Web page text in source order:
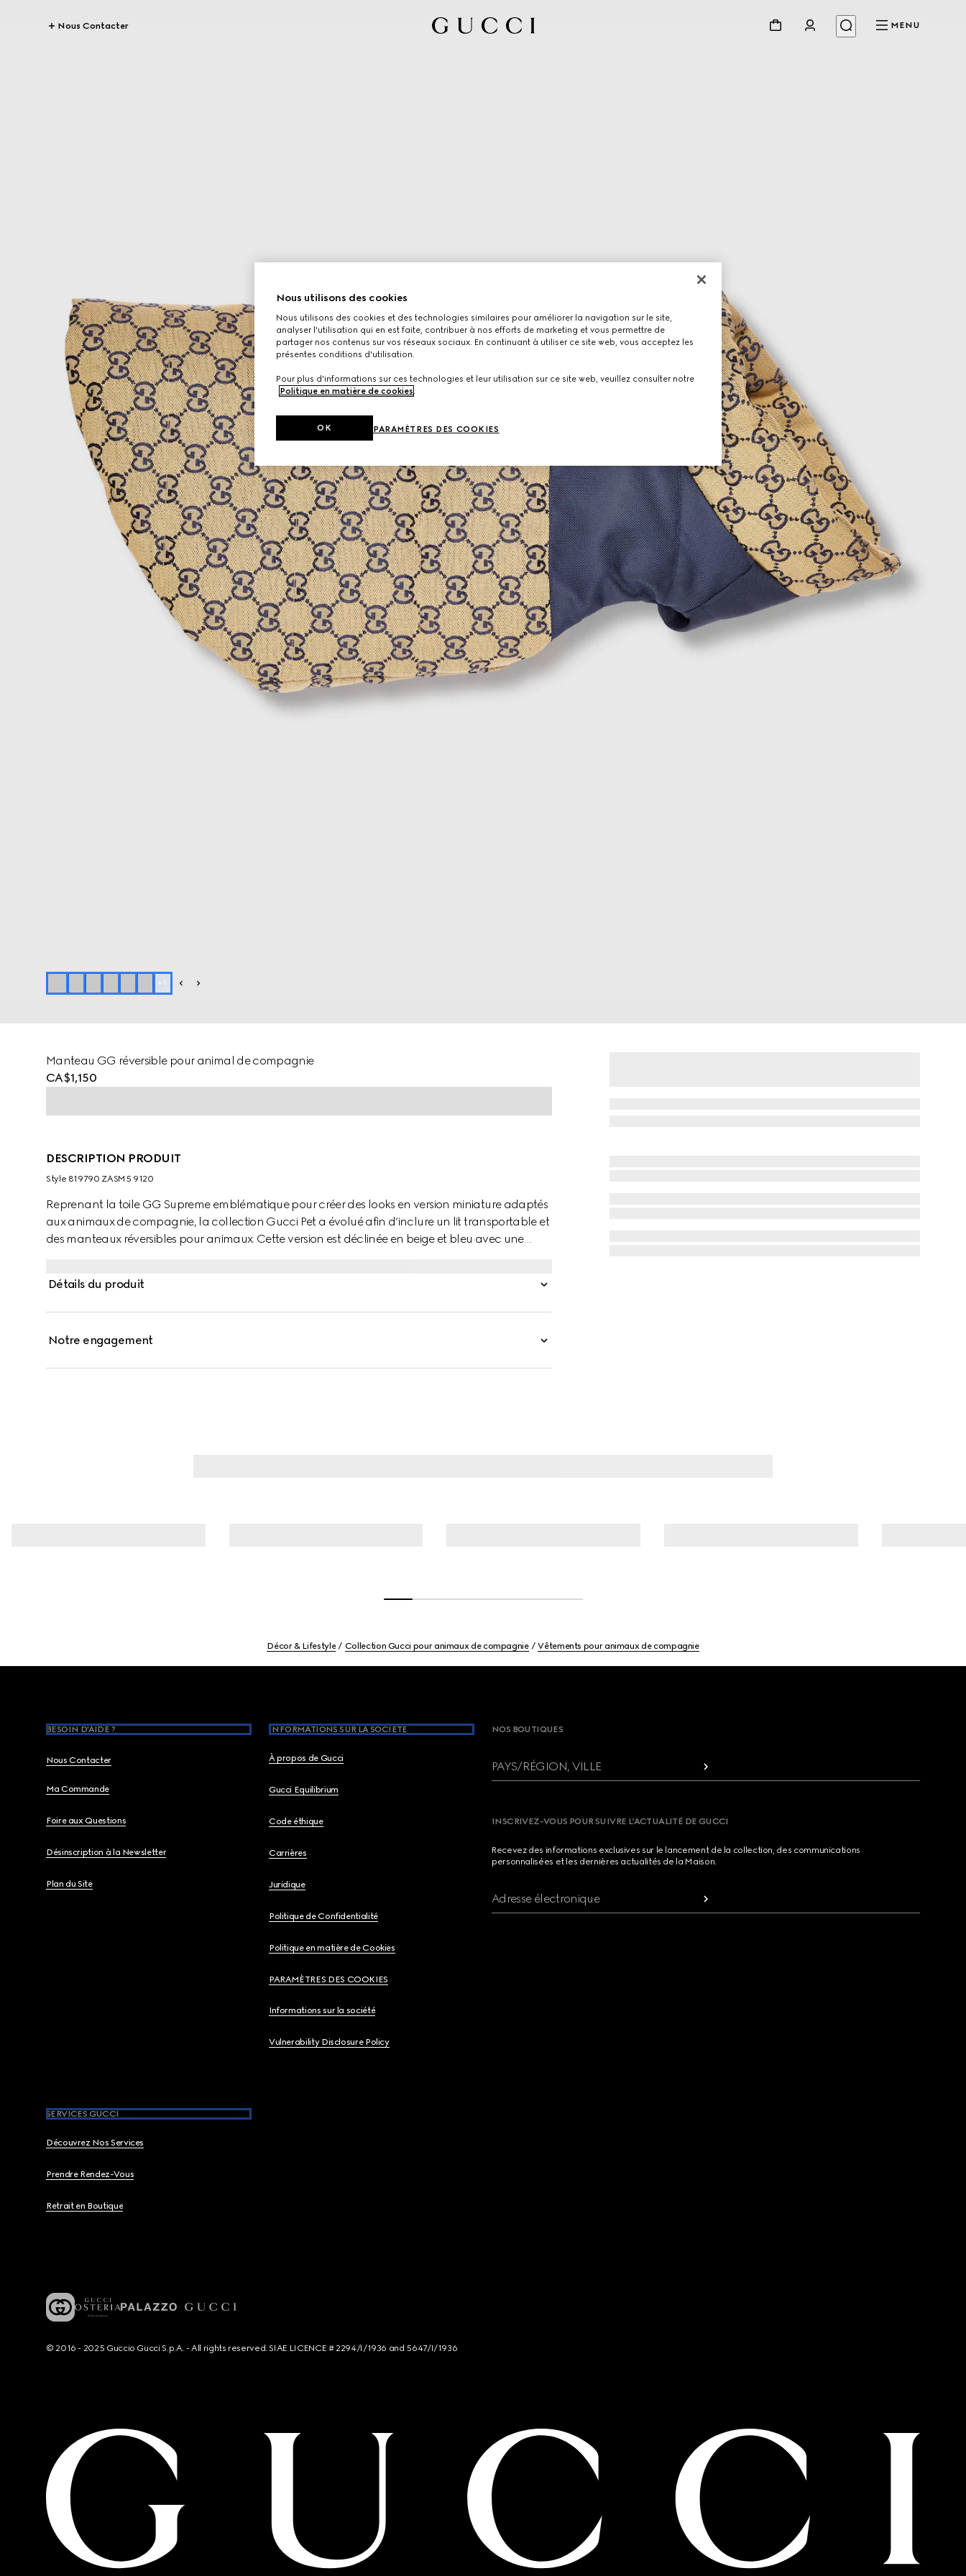
Nous Contacter MENU
+ 1
Manteau GG réversible pour animal de compagnie
CA$1,150
DESCRIPTION PRODUIT
Style ‎819790 ZASM5 9120
Reprenant la toile GG Supreme emblématique pour créer des looks en version miniature adaptés
aux animaux de compagnie, la collection Gucci Pet a évolué afin d’inclure un lit transportable et
des manteaux réversibles pour animaux. Cette version est déclinée en beige et bleu avec une
Détails du produit
Notre engagement
Décor & Lifestyle Collection Gucci pour animaux de compagnie Vêtements pour animaux de compagnie
BESOIN D'AIDE ?
Nous Contacter
Ma Commande
Foire aux Questions
Désinscription à la Newsletter
Plan du Site
INFORMATIONS SUR LA SOCIETE
À propos de Gucci
Gucci Equilibrium
Code éthique
Carrières
Juridique
Politique de Confidentialité
Politique en matière de Cookies
PARAMÈTRES DES COOKIES
Informations sur la société
Vulnerability Disclosure Policy
SERVICES GUCCI
Découvrez Nos Services
Prendre Rendez-Vous
Retrait en Boutique
NOS BOUTIQUES
PAYS/RÉGION, VILLE
INSCRIVEZ-VOUS POUR SUIVRE L’ACTUALITÉ DE GUCCI
Recevez des informations exclusives sur le lancement de la collection, des communications
personnalisées et les dernières actualités de la Maison.
Adresse électronique
© 2016 - 2025 Guccio Gucci S.p.A. - All rights reserved. SIAE LICENCE # 2294/I/1936 and 5647/I/1936
Nous utilisons des cookies
Nous utilisons des cookies et des technologies similaires pour améliorer la navigation sur le site,
analyser l'utilisation qui en est faite, contribuer à nos efforts de marketing et vous permettre de
partager nos contenus sur vos réseaux sociaux. En continuant à utiliser ce site web, vous acceptez les
présentes conditions d'utilisation.
Pour plus d'informations sur ces technologies et leur utilisation sur ce site web, veuillez consulter notre
Politique en matière de cookies.
PARAMÈTRES DES COOKIES
OK